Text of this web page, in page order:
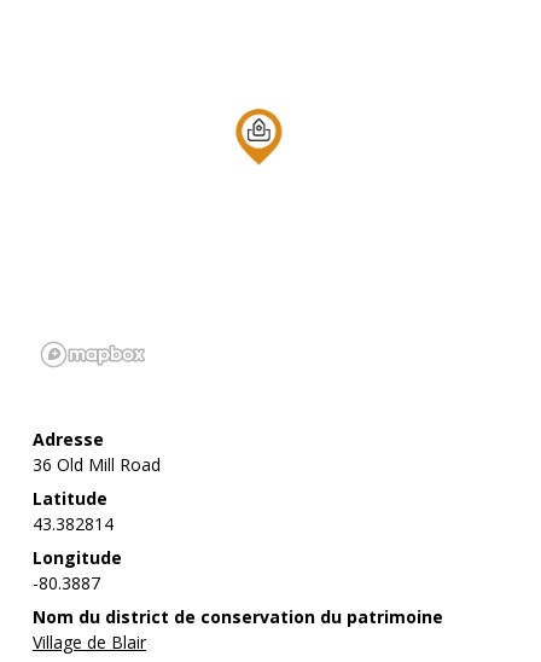
Adresse
36 Old Mill Road
Latitude
43.382814
Longitude
-80.3887
Nom du district de conservation du patrimoine
Village de Blair